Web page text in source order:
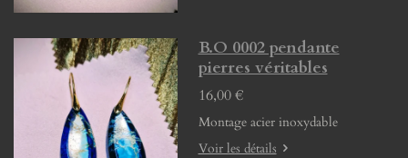
B.O 0002 pendante
pierres véritables
16,00 €
Montage acier inoxydable
Voir les détails